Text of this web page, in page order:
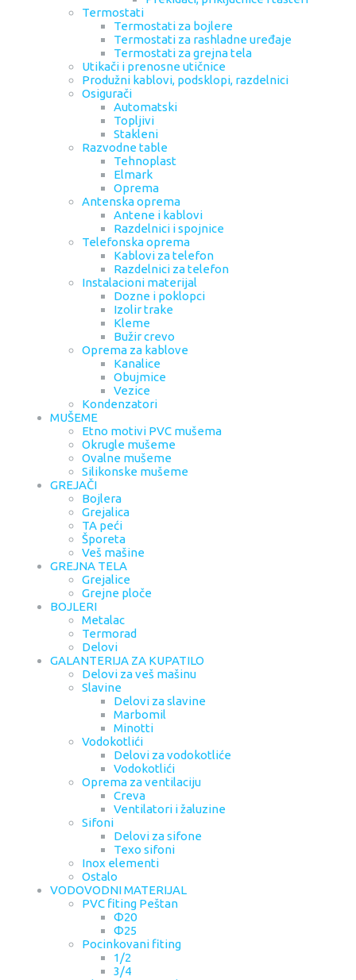
Termostati
Termostati za bojlere
Termostati za rashladne uređaje
Termostati za grejna tela
Utikači i prenosne utičnice
Produžni kablovi, podsklopi, razdelnici
Osigurači
Automatski
Topljivi
Stakleni
Razvodne table
Tehnoplast
Elmark
Oprema
Antenska oprema
Antene i kablovi
Razdelnici i spojnice
Telefonska oprema
Kablovi za telefon
Razdelnici za telefon
Instalacioni materijal
Dozne i poklopci
Izolir trake
Kleme
Bužir crevo
Oprema za kablove
Kanalice
Obujmice
Vezice
Kondenzatori
MUŠEME
Etno motivi PVC mušema
Okrugle mušeme
Ovalne mušeme
Silikonske mušeme
GREJAČI
Bojlera
Grejalica
TA peći
Šporeta
Veš mašine
GREJNA TELA
Grejalice
Grejne ploče
BOJLERI
Metalac
Termorad
Delovi
GALANTERIJA ZA KUPATILO
Delovi za veš mašinu
Slavine
Delovi za slavine
Marbomil
Minotti
Vodokotlići
Delovi za vodokotliće
Vodokotlići
Oprema za ventilaciju
Creva
Ventilatori i žaluzine
Sifoni
Delovi za sifone
Texo sifoni
Inox elementi
Ostalo
VODOVODNI MATERIJAL
PVC fiting Peštan
Φ20
Φ25
Pocinkovani fiting
1/2
3/4